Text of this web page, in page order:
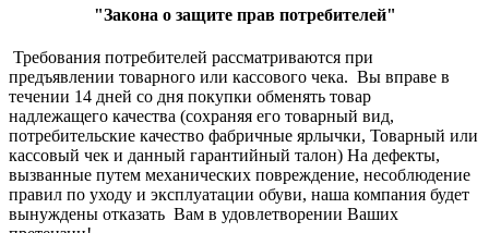
"Закона о защите прав потребителей"
Требования потребителей рассматриваются при
предъявлении товарного или кассового чека. Вы вправе в
течении 14 дней со дня покупки обменять товар
надлежащего качества (сохраняя его товарный вид,
потребительские качество фабричные ярлычки, Товарный или
кассовый чек и данный гарантийный талон) На дефекты,
вызванные путем механических повреждение, несоблюдение
правил по уходу и эксплуатации обуви, наша компания будет
вынуждены отказать Вам в удовлетворении Ваших